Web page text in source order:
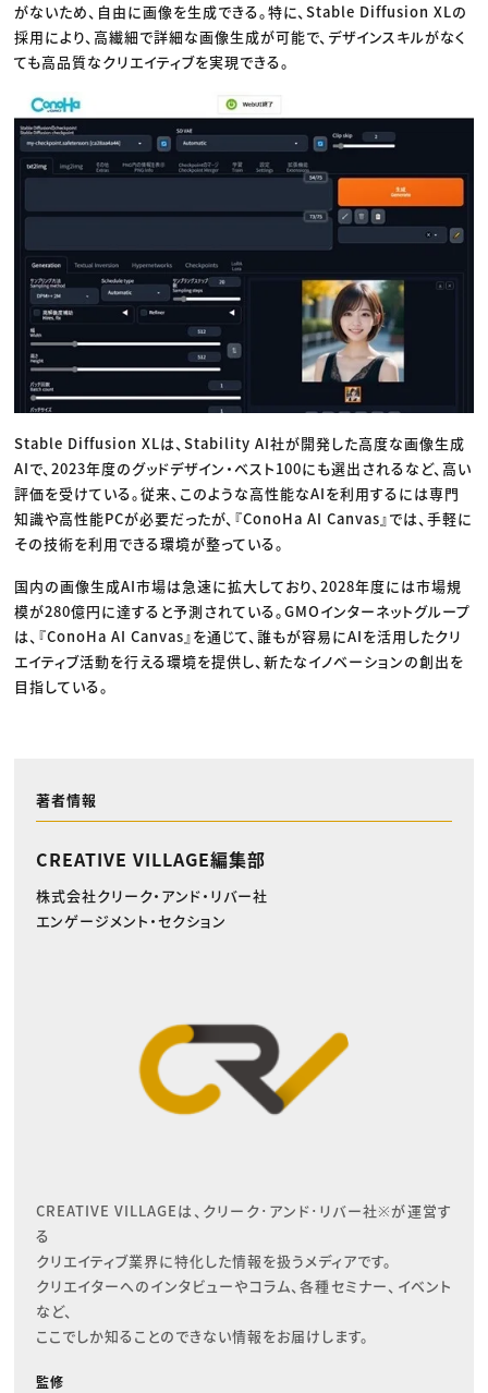
がないため、自由に画像を生成できる。特に、Stable Diffusion XLの
採用により、高繊細で詳細な画像生成が可能で、デザインスキルがなく
ても高品質なクリエイティブを実現できる。
Stable Diffusion XLは、Stability AI社が開発した高度な画像生成
AIで、2023年度のグッドデザイン・ベスト100にも選出されるなど、高い
評価を受けている。従来、このような高性能なAIを利用するには専門
知識や高性能PCが必要だったが、『ConoHa AI Canvas』では、手軽に
その技術を利用できる環境が整っている。
国内の画像生成AI市場は急速に拡大しており、2028年度には市場規
模が280億円に達すると予測されている。GMOインターネットグループ
は、『ConoHa AI Canvas』を通じて、誰もが容易にAIを活用したクリ
エイティブ活動を行える環境を提供し、新たなイノベーションの創出を
目指している。
著者情報
CREATIVE VILLAGE編集部
株式会社クリーク・アンド・リバー社
エンゲージメント・セクション
CREATIVE VILLAGEは、クリーク･アンド･リバー社※が運営す
る
クリエイティブ業界に特化した情報を扱うメディアです。
クリエイターへのインタビューやコラム、各種セミナー、イベント
など、
ここでしか知ることのできない情報をお届けします。
監修